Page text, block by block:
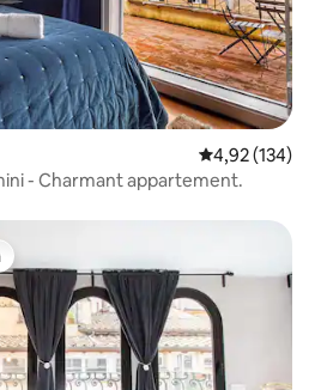
Gemiddelde
4,92 (134)
- Charmant appartement.